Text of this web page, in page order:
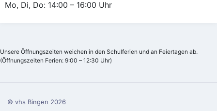
Mo, Di, Do: 14:00 – 16:00 Uhr
Unsere Öffnungszeiten weichen in den Schulferien und an Feiertagen ab.
(Öffnungszeiten Ferien: 9:00 – 12:30 Uhr)
© vhs Bingen 2026